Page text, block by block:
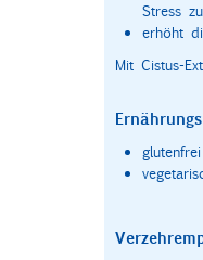
Stress
erhöht
Mit Cistus-
glutenfrei